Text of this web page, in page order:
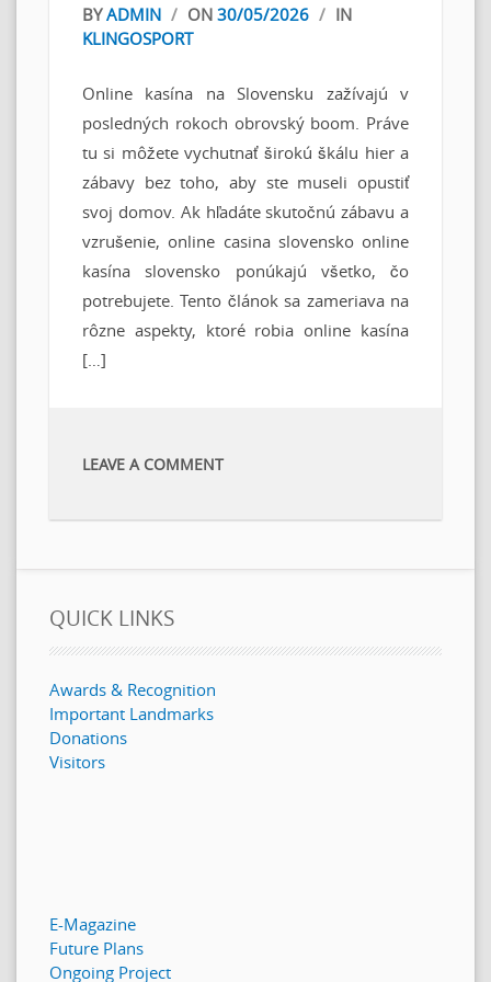
BYADMIN / ON 30/05/2026 / IN
KLINGOSPORT
Online kasína na Slovensku zažívajú v
posledných rokoch obrovský boom. Práve
tu si môžete vychutnať širokú škálu hier a
zábavy bez toho, aby ste museli opustiť
svoj domov. Ak hľadáte skutočnú zábavu a
vzrušenie, online casina slovensko online
kasína slovensko ponúkajú všetko, čo
potrebujete. Tento článok sa zameriava na
rôzne aspekty, ktoré robia online kasína
[…]
LEAVE A COMMENT
QUICK LINKS
Awards & Recognition
Important Landmarks
Donations
Visitors
E-Magazine
Future Plans
Ongoing Project